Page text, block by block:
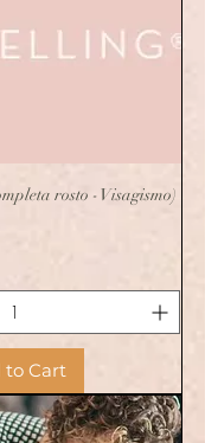
rosto - Visagismo)
to Cart